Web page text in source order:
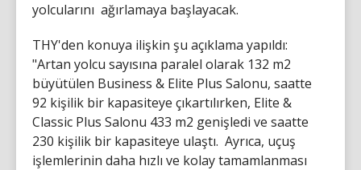
yolcularını ağırlamaya başlayacak.
THY'den konuya ilişkin şu açıklama yapıldı:
"Artan yolcu sayısına paralel olarak 132 m2
büyütülen Business & Elite Plus Salonu, saatte
92 kişilik bir kapasiteye çıkartılırken, Elite &
Classic Plus Salonu 433 m2 genişledi ve saatte
230 kişilik bir kapasiteye ulaştı. Ayrıca, uçuş
işlemlerinin daha hızlı ve kolay tamamlanması